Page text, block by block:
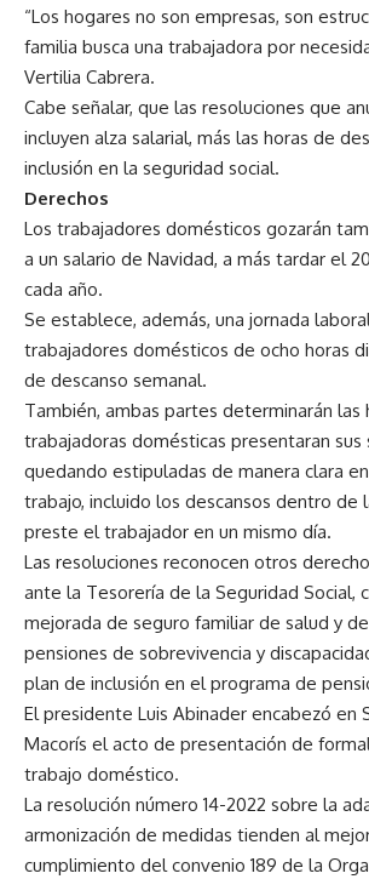
“Los hogares no son empresas, son
familia busca una trabajadora por
Vertilia Cabrera.
Cabe señalar, que las resoluciones que
incluyen alza salarial, más las horas de
inclusión en la seguridad social.
Derechos
Los trabajadores domésticos gozarán
a un salario de Navidad, a más tardar el
cada año.
Se establece, además, una jornada
trabajadores domésticos de ocho horas
de descanso semanal.
También, ambas partes determinarán las
trabajadoras domésticas presentaran sus
quedando estipuladas de manera clara
trabajo, incluido los descansos dentro de
preste el trabajador en un mismo día.
Las resoluciones reconocen otros
ante la Tesorería de la Seguridad Social,
mejorada de seguro familiar de salud y
pensiones de sobrevivencia y
plan de inclusión en el programa de
El presidente Luis Abinader encabezó en
Macorís el acto de presentación de
trabajo doméstico.
La resolución número 14-2022 sobre la
armonización de medidas tienden al
cumplimiento del convenio 189 de la